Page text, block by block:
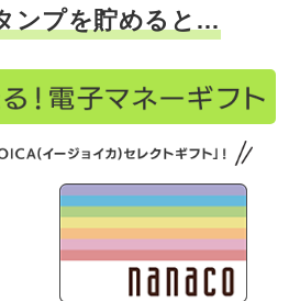
ンプを貯めると…